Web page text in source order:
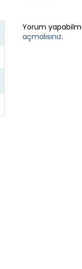
Yorum
açmalısınız.